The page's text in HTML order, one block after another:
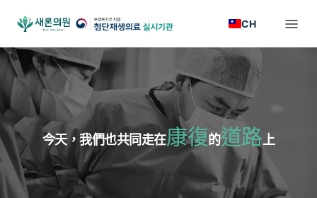
CH
今天，我們也共同走在康復的道路 上